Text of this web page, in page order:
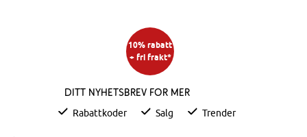
10% rabatt
+ fri frakt*
Ditt nyhetsbrev for mer
Rabattkoder Salg Trender